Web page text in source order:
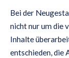
Bei der
nicht nur um die
Inhalte
entschieden, die